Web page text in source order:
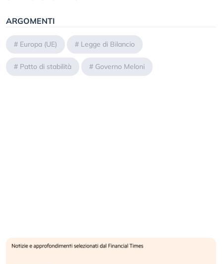
ARGOMENTI
# Europa (UE) # Legge di Bilancio
# Patto di stabilità # Governo Meloni